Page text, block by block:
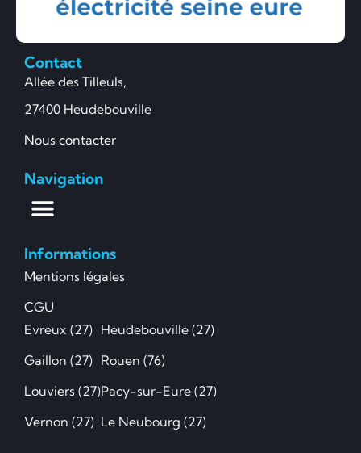
Contact
Allée des Tilleuls,
27400 Heudebouville
Nous contacter
Navigation
Informations
Mentions légales
CGU
Evreux (27)
Gaillon (27)
Louviers (27)
Vernon (27)
Heudebouville (27)
Rouen (76)
Pacy-sur-Eure (27)
Le Neubourg (27)